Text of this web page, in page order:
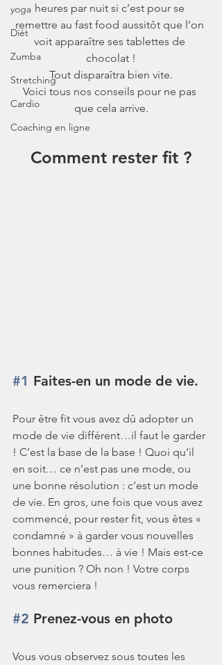
yoga
Diét
Zumba
Stretching
Cardio
Coaching en ligne
heures par nuit si c’est pour se
remettre au fast food aussitôt que l’on
voit apparaître ses tablettes de
chocolat !
Tout disparaîtra bien vite.
Voici tous nos conseils pour ne pas
que cela arrive.
Comment rester fit ?
#1 Faites-en un mode de vie.
Pour être fit vous avez dû adopter un
mode de vie différent…il faut le garder
! C’est la base de la base ! Quoi qu’il
en soit… ce n’est pas une mode, ou
une bonne résolution : c’est un mode
de vie. En gros, une fois que vous avez
commencé, pour rester fit, vous êtes «
condamné » à garder vous nouvelles
bonnes habitudes… à vie ! Mais est-ce
une punition ? Oh non ! Votre corps
vous remerciera !
#2 Prenez-vous en photo
Vous vous observez sous toutes les